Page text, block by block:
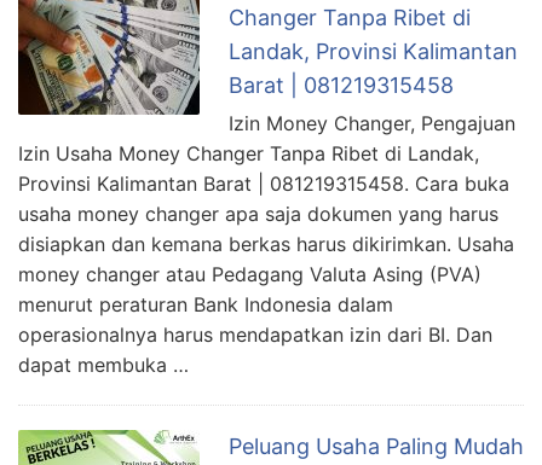
Changer Tanpa Ribet di
Landak, Provinsi Kalimantan
Barat | 081219315458
Izin Money Changer, Pengajuan
Izin Usaha Money Changer Tanpa Ribet di Landak,
Provinsi Kalimantan Barat | 081219315458. Cara buka
usaha money changer apa saja dokumen yang harus
disiapkan dan kemana berkas harus dikirimkan. Usaha
money changer atau Pedagang Valuta Asing (PVA)
menurut peraturan Bank Indonesia dalam
operasionalnya harus mendapatkan izin dari BI. Dan
dapat membuka …
Peluang Usaha Paling Mudah